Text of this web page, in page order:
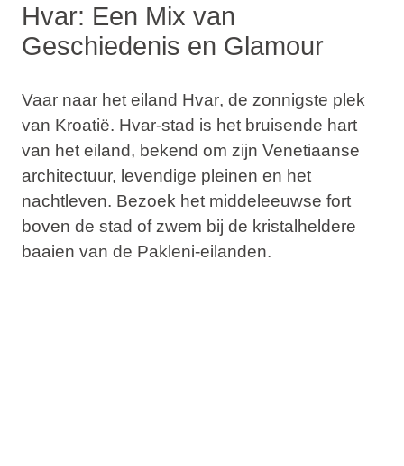
Hvar: Een Mix van
Geschiedenis en Glamour
Vaar naar het eiland Hvar, de zonnigste plek
van Kroatië. Hvar-stad is het bruisende hart
van het eiland, bekend om zijn Venetiaanse
architectuur, levendige pleinen en het
nachtleven. Bezoek het middeleeuwse fort
boven de stad of zwem bij de kristalheldere
baaien van de Pakleni-eilanden.